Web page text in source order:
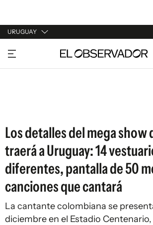
URUGUAY
URUGUAY
ARGENTINA
Los detalles del mega show
traerá a Uruguay: 14
diferentes, pantalla de 50
canciones que cantará
La cantante colombiana se
diciembre en el Estadio